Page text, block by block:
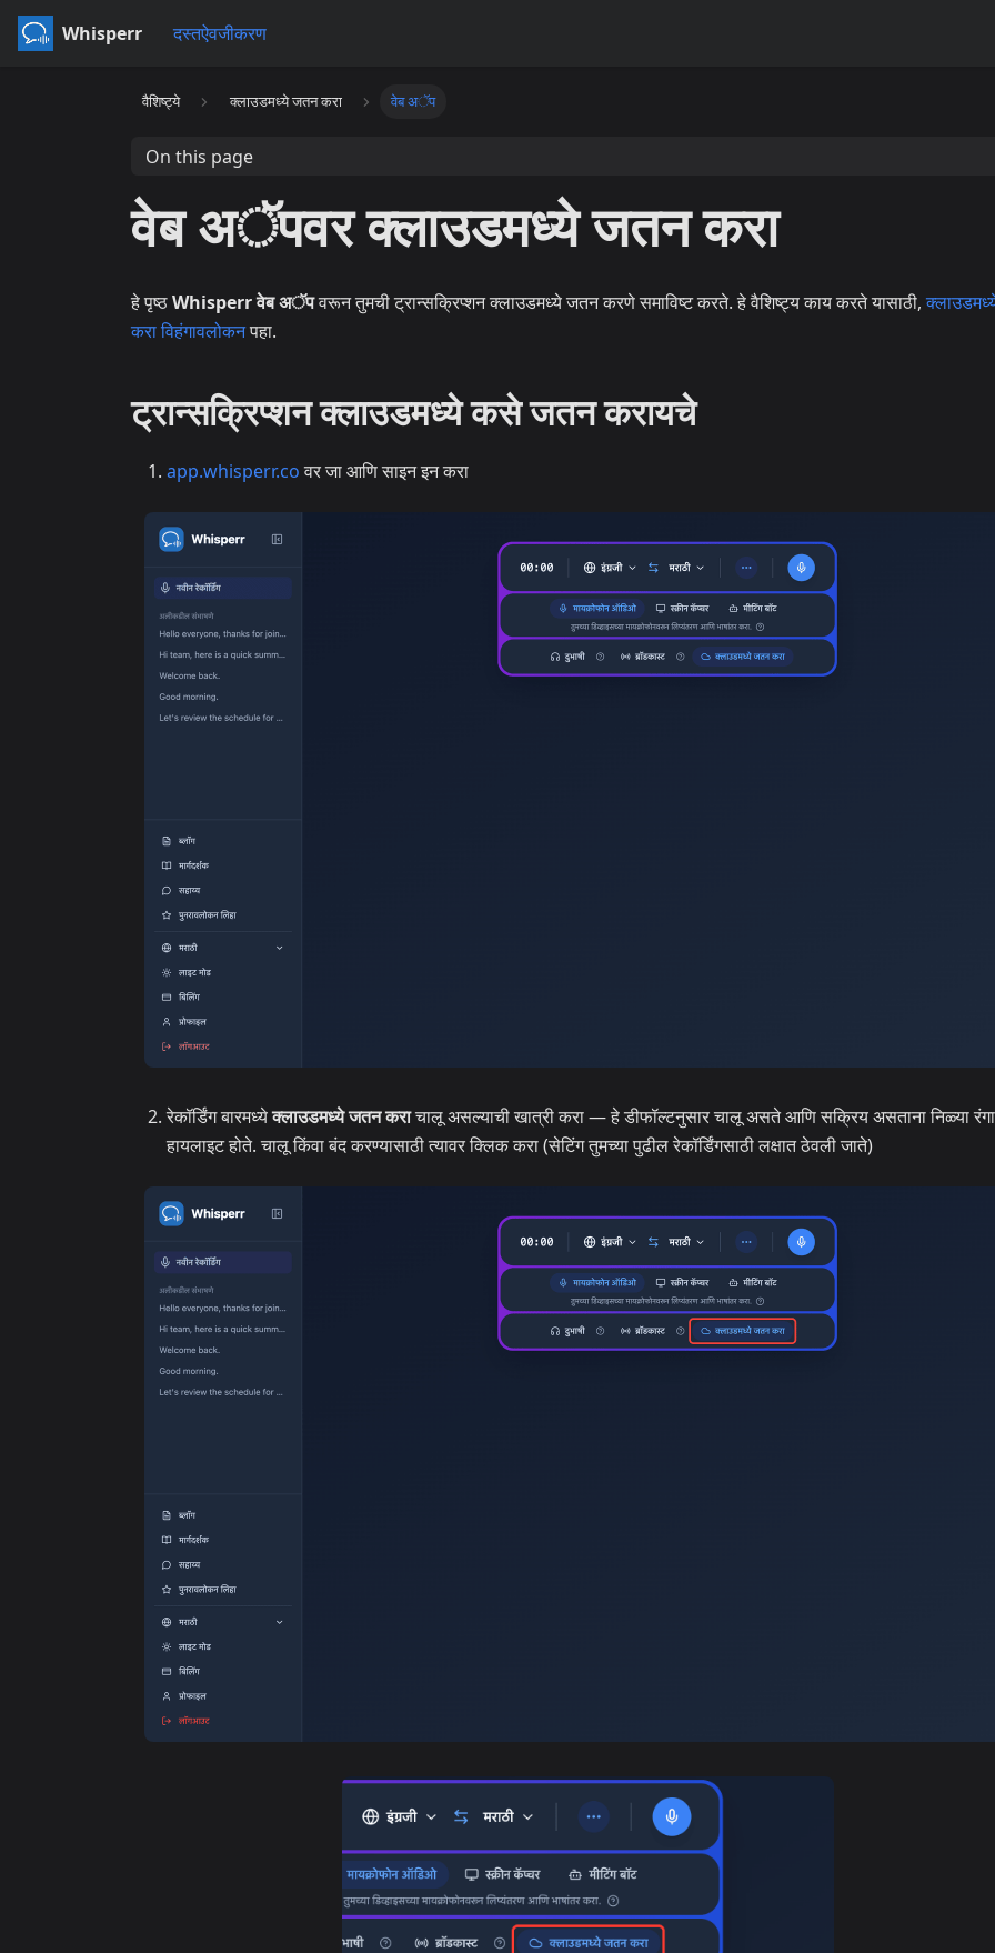
Whisperr दस्तऐवजीकरण
वैशिष्ट्ये क्लाउडमध्ये जतन करा वेब अॅप
On this page
वेब अॅपवर क्लाउडमध्ये जतन करा
हे पृष्ठWhisperr वेब अॅपवरून तुमची ट्रान्सक्रिप्शन क्लाउडमध्ये जतन करणे समाविष्ट करते. हे वैशिष्ट्य काय करते यासाठी,
करा विहंगावलोकनपहा.
ट्रान्सक्रिप्शन क्लाउडमध्ये कसे जतन करायचे
app.whisperr.coवर जा आणि साइन इन करा
रेकॉर्डिंग बारमध्येक्लाउडमध्ये जतन कराचालू असल्याची खात्री करा — हे डीफॉल्टनुसार चालू असते आणि सक्रिय असताना निळ्या
हायलाइट होते. चालू किंवा बंद करण्यासाठी त्यावर क्लिक करा (सेटिंग तुमच्या पुढील रेकॉर्डिंगसाठी लक्षात ठेवली जाते)